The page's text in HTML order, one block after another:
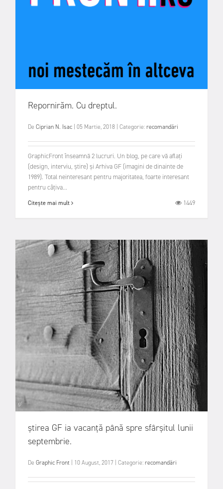
Repornirăm. Cu dreptul.
De Ciprian N. Isac 05 Martie, 2018 Categorie:recomandări
GraphicFront înseamnă 2 lucruri. Un blog, pe care vă aflați
(design, interviu, știre) și Arhiva GF (imagini de dinainte de
1989). Total neinteresant pentru majoritatea, foarte interesant
pentru câțiva...
Citește mai mult 1449
știrea GF ia vacanță până spre sfârșitul lunii
septembrie.
De Graphic Front 10 August, 2017 Categorie:recomandări